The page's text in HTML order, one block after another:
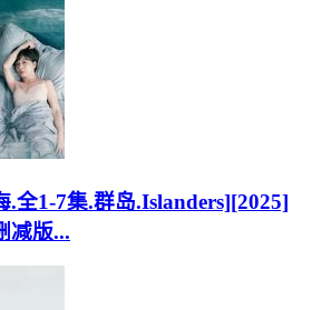
全1-7集.群岛.Islanders][2025]
减版...